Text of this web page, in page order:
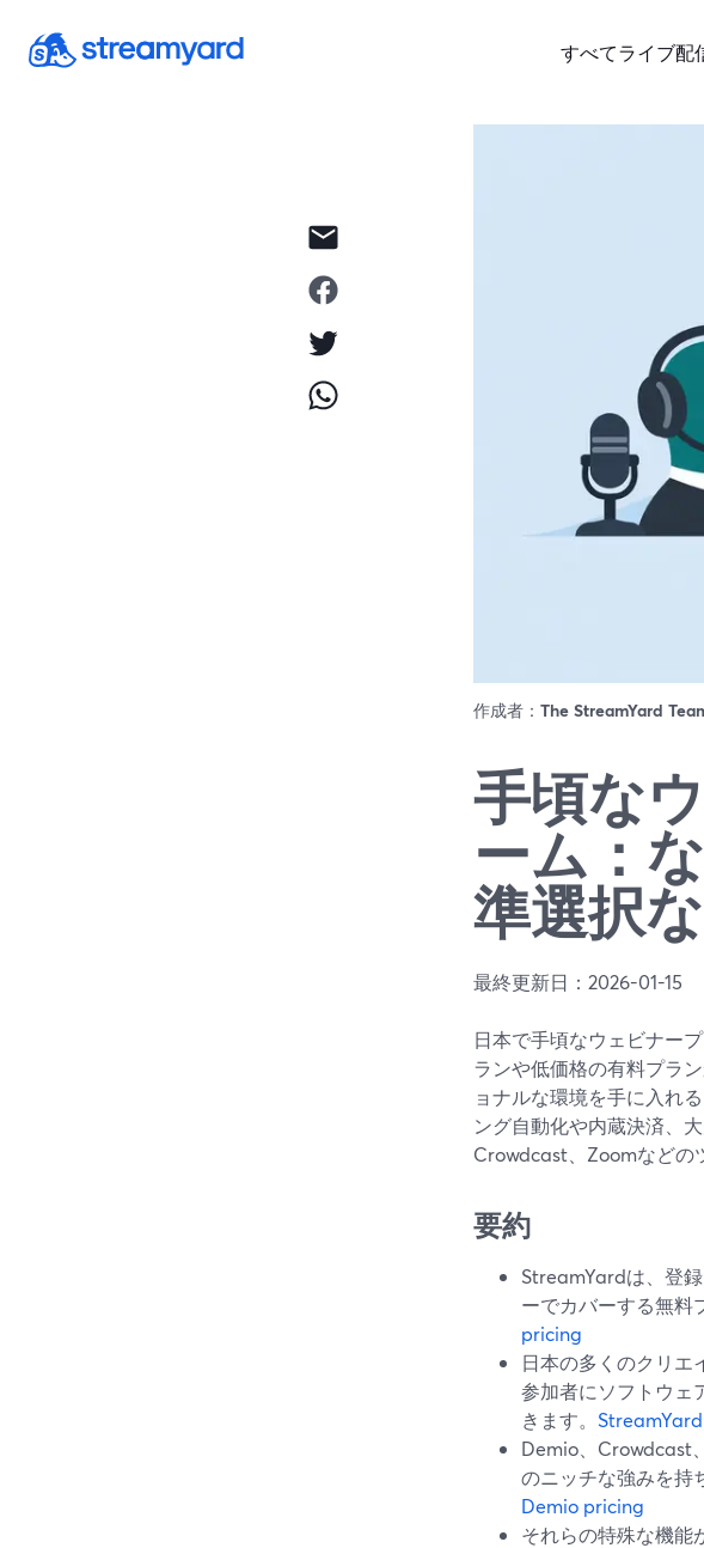
すべてライブ配
作成者： The StreamYard
手頃な
ーム：
準選択
最終更新日：2026-01-15
日本で手頃なウェビナー
ランや低価格の有料プラ
ョナルな環境を手に入れ
ング自動化や内蔵決済、
Crowdcast、Zoomなどの
要約
StreamYardは、登
ーでカバーする無料
pricing
日本の多くのクリエ
参加者にソフトウェ
きます。
Demio、Crowdcast
のニッチな強みを持
Demio pricing
それらの特殊な機能